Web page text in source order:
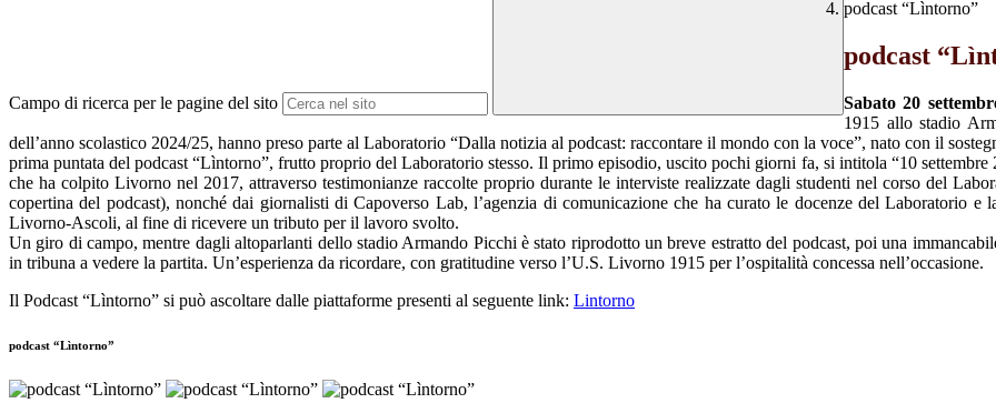
Campo di ricerca per le pagine del sito
podcast “Lìntorno”
podcast
Sabato 20
1915 allo stadio
dell’anno scolastico 2024/25, hanno preso parte al Laboratorio “Dalla notizia al podcast: raccontare il mondo con la voce”, nato con il
prima puntata del podcast “Lìntorno”, frutto proprio del Laboratorio stesso. Il primo episodio, uscito pochi giorni fa, si intitola “10
che ha colpito Livorno nel 2017, attraverso testimonianze raccolte proprio durante le interviste realizzate dagli studenti nel corso del
copertina del podcast), nonché dai giornalisti di Capoverso Lab, l’agenzia di comunicazione che ha curato le docenze del Laboratorio
Livorno-Ascoli, al fine di ricevere un tributo per il lavoro svolto.
Un giro di campo, mentre dagli altoparlanti dello stadio Armando Picchi è stato riprodotto un breve estratto del podcast, poi una
in tribuna a vedere la partita. Un’esperienza da ricordare, con gratitudine verso l’U.S. Livorno 1915 per l’ospitalità concessa nell’occasione.
Il Podcast “Lìntorno” si può ascoltare dalle piattaforme presenti al seguente link: Lintorno
podcast “Lìntorno”